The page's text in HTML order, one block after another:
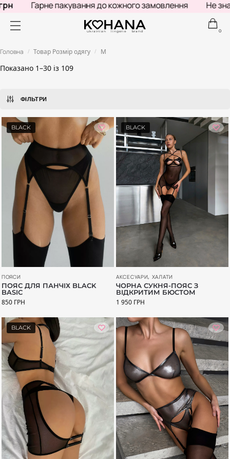
Гарне пакування до кожного замовлення Не знаєш, що
ukrainian lingerie brand 0
Головна / Товар Розмір одягу / M
Показано 1–30 із 109
ФІЛЬТРИ
BLACK
ПОЯСИ
ПОЯС ДЛЯ ПАНЧІХ BLACK
BASIC
850 ГРН
BLACK
АКСЕСУАРИ, ХАЛАТИ
ЧОРНА СУКНЯ-ПОЯС З
ВІДКРИТИМ БЮСТОМ
1 950 ГРН
BLACK